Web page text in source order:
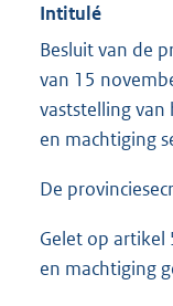
Intitulé
Besluit van de
van 15
vaststelling
en machtiging
De
Gelet op artikel
en machtiging